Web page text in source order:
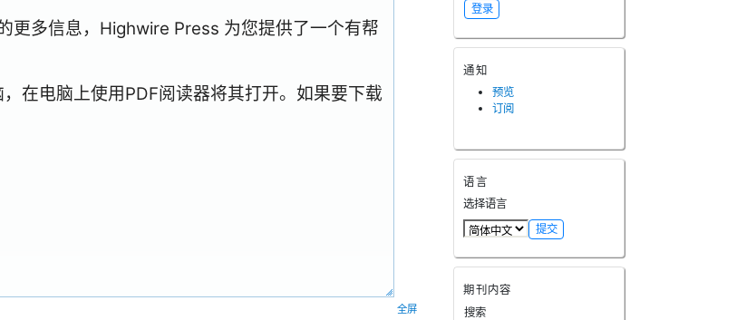
通知
预览
订阅
语言
选择语言
期刊内容
搜索
更多信息，Highwire Press 为您提供了一个有帮
在电脑上使用PDF阅读器将其打开。如果要下载
全屏